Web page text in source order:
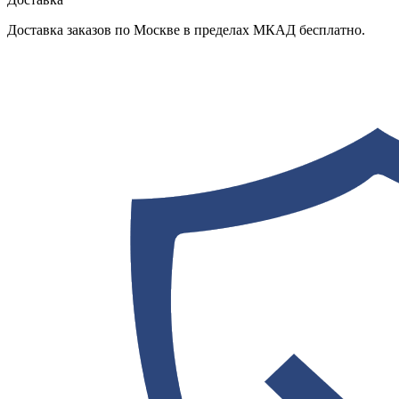
Доставка заказов по Москве в пределах МКАД бесплатно.